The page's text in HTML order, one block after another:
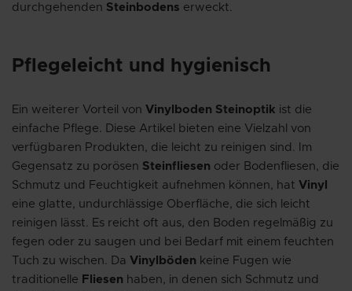
durchgehenden Steinbodens erweckt.
Pflegeleicht und hygienisch
Ein weiterer Vorteil von Vinylboden Steinoptik ist die
einfache Pflege. Diese Artikel bieten eine Vielzahl von
verfügbaren Produkten, die leicht zu reinigen sind. Im
Gegensatz zu porösen Steinfliesen oder Bodenfliesen, die
Schmutz und Feuchtigkeit aufnehmen können, hat Vinyl
eine glatte, undurchlässige Oberfläche, die sich leicht
reinigen lässt. Es reicht oft aus, den Boden regelmäßig zu
fegen oder zu saugen und bei Bedarf mit einem feuchten
Tuch zu wischen. Da Vinylböden keine Fugen wie
traditionelle Fliesen haben, in denen sich Schmutz und